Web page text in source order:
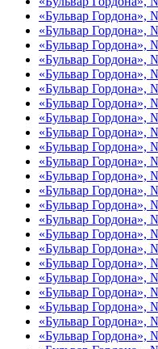
«Бульвар Гордона»,
«Бульвар Гордона»,
«Бульвар Гордона»,
«Бульвар Гордона»,
«Бульвар Гордона»,
«Бульвар Гордона»,
«Бульвар Гордона»,
«Бульвар Гордона»,
«Бульвар Гордона»,
«Бульвар Гордона»,
«Бульвар Гордона»,
«Бульвар Гордона»,
«Бульвар Гордона»,
«Бульвар Гордона»,
«Бульвар Гордона»,
«Бульвар Гордона»,
«Бульвар Гордона»,
«Бульвар Гордона»,
«Бульвар Гордона»,
«Бульвар Гордона»,
«Бульвар Гордона»,
«Бульвар Гордона»,
«Бульвар Гордона»,